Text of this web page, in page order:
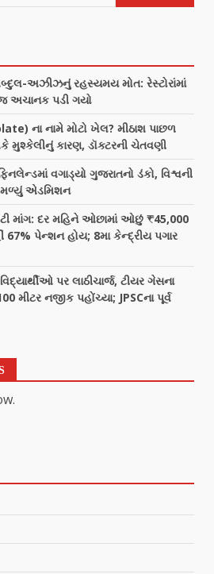
અઝીઝનું રહસ્યમય મોત: રેસ્ટોરાંમાં
અચાનક પડી ગયો
ના નામે મોટો ખેલ? મીઠાશ પાછળ
મુશ્કેલીનું કારણ, ડૉક્ટરની ચેતવણી
વગાડ્યો ગુજરાતનો ડંકો, વિશ્વની
મળ્યું એડમિશન
માંગ: દર મહિને ઓછામાં ઓછું ₹45,000
67% પેન્શન હોય; 8મા કેન્દ્રીય પગાર
પર લાઠીચાર્જ, ટીયર ગેસના
મીટર નજીક પહોંચ્યા; JPSCના પૂર્વ